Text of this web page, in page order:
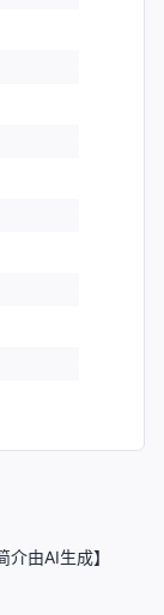
由AI生成】